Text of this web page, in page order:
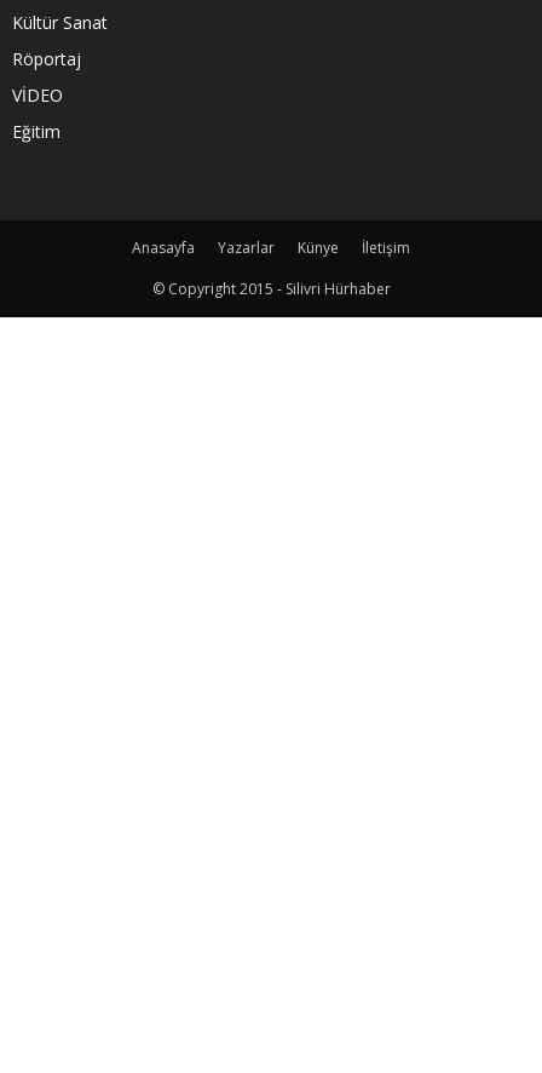
Kültür Sanat
Röportaj
VİDEO
Eğitim
Anasayfa Yazarlar Künye
İletişim
© Copyright 2015 - Silivri Hürhaber